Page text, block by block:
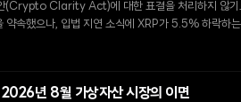
(Crypto Clarity Act)에 대한 표결을 처리하지 않기
약속했으나, 입법 지연 소식에 XRP가 5.5% 하락하
년 8월 가상자산 시장의 이면